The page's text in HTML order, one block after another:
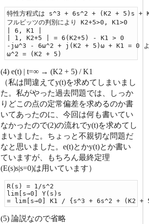
特性方程式は s^3 + 6s^2 + (K2 + 5)s +
フルビッツの判別により K2+5>0, K1>0
| 6, K1 |
| 1, K2+5 | = 6(K2+5) - K1 > 0
-jω^3 - 6ω^2 + j(K2 + 5)ω + K1 = 0 よ
ω^2 = (K2 + 5)
(4) e(t) | t=∞ → (K2 + 5) / K1
（私は間違えてy(t)を求めてしまいまし
た。私がやった過去問題では、しっか
りどこの点の定常偏差を求めるのか書
いてあったのに、今回は何も書いてい
なかったので(2)の流れでy(t)を求めてし
まいました。ちょっと不親切な問題だ
なと思いました。e(t)とかy(t)とか書い
ていますが、もちろん最終定理
(E(s)s|s=0)は用いています）
R(s) = 1/s^2
lim[s→0] Y(s)s
= lim[s→0] K1 / {s^3 + 6s^2 + (K2 +
(5) 論説なので省略